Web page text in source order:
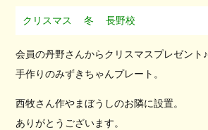
クリスマス 冬 長野校
会員の丹野さんからクリスマスプレゼント♪
手作りのみずきちゃんプレート。
西牧さん作やまぼうしのお隣に設置。
ありがとうございます。